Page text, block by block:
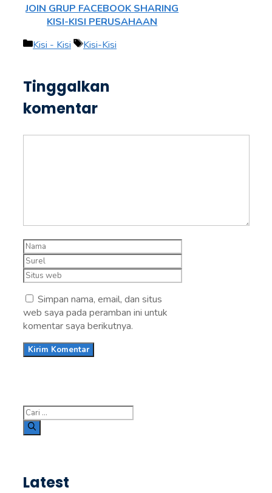
JOIN GRUP FACEBOOK SHARING
KISI-KISI PERUSAHAAN
Kategori
Kisi - Kisi Tag
Kisi-Kisi
Tinggalkan
komentar
Nama
Surel
Situs
Simpan nama, email, dan situs
web saya pada peramban ini untuk
komentar saya berikutnya.
Cari
untuk:
Latest